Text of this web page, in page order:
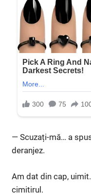
— Scuzați-mă… a
deranjez.
Am dat din cap,
cimitirul.